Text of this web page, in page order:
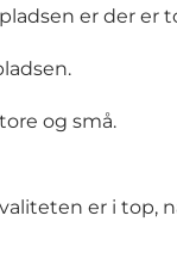
er der er
og små.
er i top,